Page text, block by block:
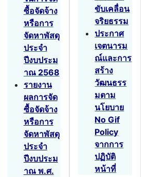
ซื้อจัดจ้าง
หรือการ
จัดหาพัสดุ
ประจำ
ปีงบประม
าณ 2568
รายงาน
ผลการจัด
ซื้อจัดจ้าง
หรือการ
จัดหาพัสดุ
ประจำ
ปีงบประม
าณ พ.ศ.
ขับเคลื่อน
จริยธรรม
ประกาศ
เจตนารม
ณ์และการ
สร้าง
วัฒนธรร
มตาม
นโยบาย
No Gif
Policy
จากการ
ปฏิบัติ
หน้าที่